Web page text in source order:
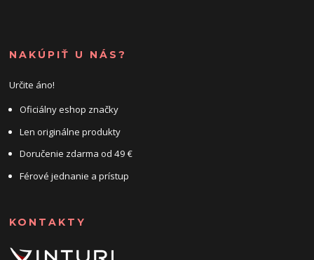
NAKÚPIŤ U NÁS?
Určite áno!
Oficiálny eshop značky
Len originálne produkty
Doručenie zdarma od 49 €
Férové jednanie a prístup
KONTAKTY